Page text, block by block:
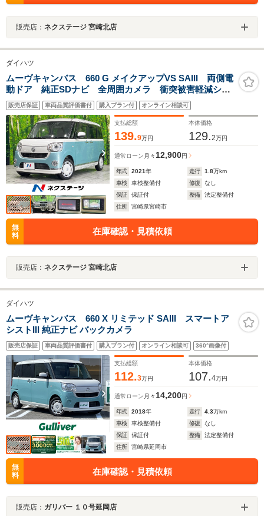
販売店： ネクステージ 宮崎北店
ダイハツ
ムーヴキャンバス 660 G メイクアップVS SAIII 両側電
動ドア 純正SDナビ 全周囲カメラ 衝突被害軽減シス
テム 禁煙車 シートヒーター ドラレコ コーナーセ
ンサー スマートキー LEDヘッド オートハイビー
ム オートライト オートエアコン
販売店保証 車両品質評価書付 購入プラン付 オンライン相談可
支払総額
139.9万円
本体価格
129.2万円
通常ローン 月々 12,900円
年式 2021年 走行 1.8万km
車検
車検整備付 修復
なし
保証
保証付 整備
法定整備付
住所
宮崎県宮崎市
無
料
在庫確認・見積依頼
販売店： ネクステージ 宮崎北店
ダイハツ
ムーヴキャンバス 660 X リミテッド SAIII スマートア
シストIII 純正ナビ バックカメラ
販売店保証 車両品質評価書付 購入プラン付 オンライン相談可 360°画像付
支払総額
112.3万円
本体価格
107.4万円
通常ローン 月々 14,200円
年式 2018年 走行 4.3万km
車検
車検整備付 修復
なし
保証
保証付 整備
法定整備付
住所
宮崎県延岡市
無
料
在庫確認・見積依頼
販売店： ガリバー １０号延岡店